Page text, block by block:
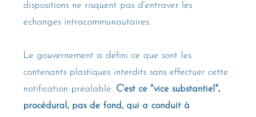
dispositions ne risquent pas d'entraver les
échanges intracommunautaires.
Le gouvernement a défini ce que sont les
contenants plastiques interdits sans effectuer cette
notification préalable. C'est ce "vice substantiel",
procédural, pas de fond, qui a conduit à